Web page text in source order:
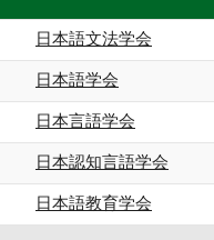
日本語文法学会
日本語学会
日本言語学会
日本認知言語学会
日本語教育学会